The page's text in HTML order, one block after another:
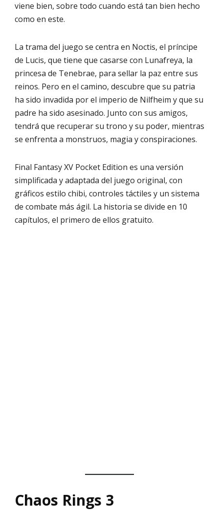
viene bien, sobre todo cuando está tan bien hecho
como en este.
La trama del juego se centra en Noctis, el príncipe
de Lucis, que tiene que casarse con Lunafreya, la
princesa de Tenebrae, para sellar la paz entre sus
reinos. Pero en el camino, descubre que su patria
ha sido invadida por el imperio de Nilfheim y que su
padre ha sido asesinado. Junto con sus amigos,
tendrá que recuperar su trono y su poder, mientras
se enfrenta a monstruos, magia y conspiraciones.
Final Fantasy XV Pocket Edition es una versión
simplificada y adaptada del juego original, con
gráficos estilo chibi, controles táctiles y un sistema
de combate más ágil. La historia se divide en 10
capítulos, el primero de ellos gratuito.
Chaos Rings 3